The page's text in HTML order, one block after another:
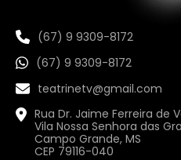
(67) 9 9309-8172
(67) 9 9309-8172
teatrinetv@gmail.com
Rua Dr. Jaime Ferreira de
Vila Nossa Senhora das
Campo Grande, MS
CEP 79116-040